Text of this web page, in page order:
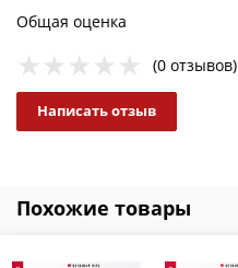
Общая оценка
(0 отзывов)
Написать отзыв
Похожие товары